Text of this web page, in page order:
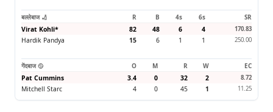
बल्लेबाज 🏏 R B 4s 6s
SR
Virat Kohli* 82 48 6 4 170.83
Hardik Pandya 15 6 1 1 250.00
गेंदबाज 🥎 O M R W
EC
Pat Cummins
3.4 0 32 2 8.72
Mitchell Starc 4 0 45 1 11.25